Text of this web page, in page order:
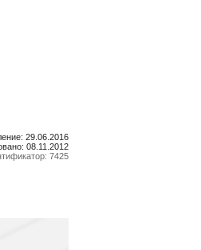
29.06.2016
08.11.2012
7425